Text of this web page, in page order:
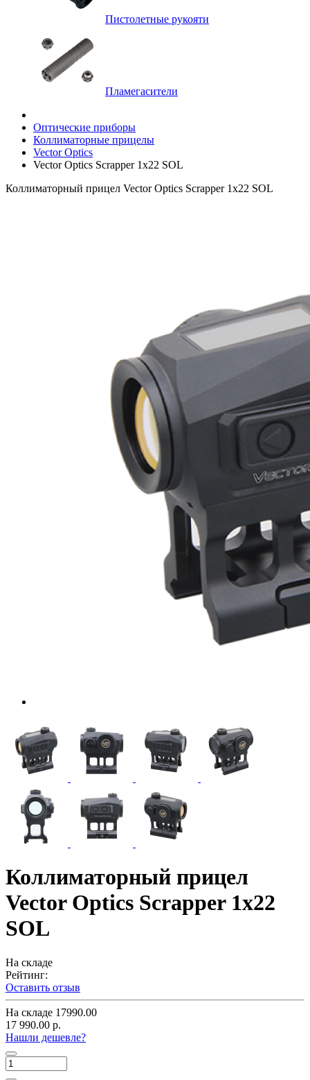
Пистолетные рукояти
Пламегасители
Оптические приборы
Коллиматорные прицелы
Vector Optics
Vector Optics Scrapper 1x22 SOL
Коллиматорный прицел Vector Optics Scrapper 1x22 SOL
Коллиматорный прицел
Vector Optics Scrapper 1x22
SOL
На складе
Рейтинг:
Оставить отзыв
На складе 17990.00
17 990.00 р.
Нашли дешевле?